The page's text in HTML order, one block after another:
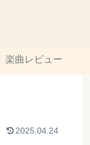
楽曲レビュー
2025.04.24